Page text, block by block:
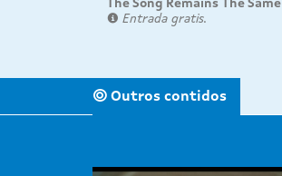
The Song Remains The Same
Entrada gratis.
Outros contidos